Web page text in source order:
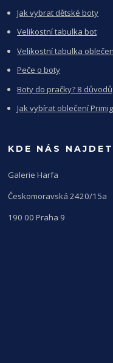
Jak vybrat dětské boty
Velikostní tabulka bot
Velikostní tabulka
Peče o boty
Boty do pračky? 8
Jak vybírat oblečení
KDE NÁS
Galerie Harfa
Českomoravská 2420/15a
190 00 Praha 9